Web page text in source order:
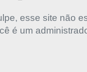
esse site não
é um